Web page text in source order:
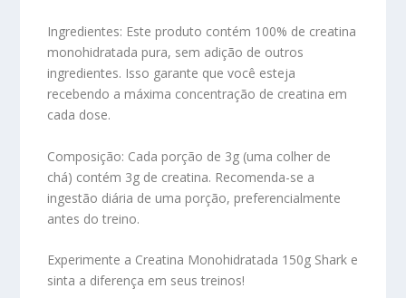
Ingredientes: Este produto contém 100% de creatina
monohidratada pura, sem adição de outros
ingredientes. Isso garante que você esteja
recebendo a máxima concentração de creatina em
cada dose.
Composição: Cada porção de 3g (uma colher de
chá) contém 3g de creatina. Recomenda-se a
ingestão diária de uma porção, preferencialmente
antes do treino.
Experimente a Creatina Monohidratada 150g Shark e
sinta a diferença em seus treinos!